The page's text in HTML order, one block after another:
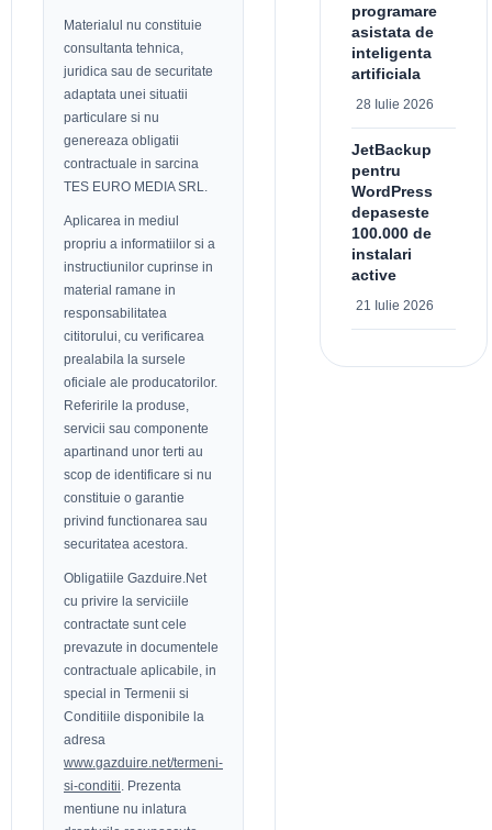
Materialul nu constituie
consultanta tehnica,
juridica sau de securitate
adaptata unei situatii
particulare si nu
genereaza obligatii
contractuale in sarcina
TES EURO MEDIA SRL.
Aplicarea in mediul
propriu a informatiilor si a
instructiunilor cuprinse in
material ramane in
responsabilitatea
cititorului, cu verificarea
prealabila la sursele
oficiale ale producatorilor.
Referirile la produse,
servicii sau componente
apartinand unor terti au
scop de identificare si nu
constituie o garantie
privind functionarea sau
securitatea acestora.
Obligatiile Gazduire.Net
cu privire la serviciile
contractate sunt cele
prevazute in documentele
contractuale aplicabile, in
special in Termenii si
Conditiile disponibile la
adresa
www.gazduire.net/termeni-
si-conditii . Prezenta
mentiune nu inlatura
programare
asistata de
inteligenta
artificiala
28 Iulie 2026
JetBackup
pentru
WordPress
depaseste
100.000 de
instalari
active
21 Iulie 2026